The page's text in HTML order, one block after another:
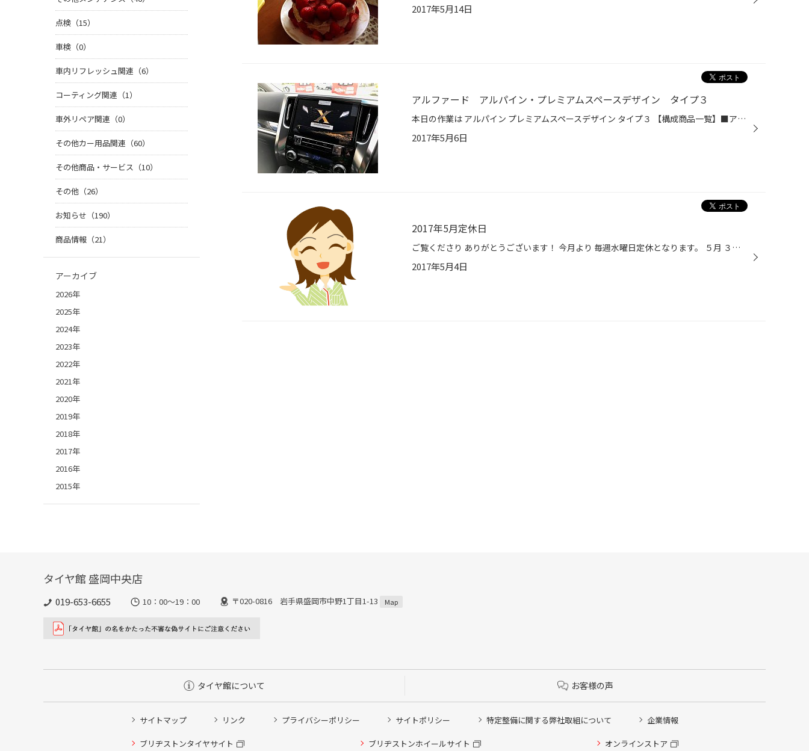
2017年5月14日
アルファード アルパイン・プレミアムスペースデザイン タイプ３
本日の作業は アルパイン プレミアムスペースデザイン タイプ３ 【構成商品一覧】■アルファード(30系)専用 BIGX”11”シリーズ 11型カーナビ EX11V-AL-B ■アルファード（30系） HDRバックビューカメラパッケージ HCE-C1000D-AV(-W)・HDMI/USBビルトイン 1.75m仕様 (小型コンソール車対応) KCU-Y61HU (...
2017年5月6日
2017年5月定休日
ご覧くださり ありがとうございます！ 今月より 毎週水曜日定休となります。 ５月 ３日(水) 定休日 １０日(水) 定休日 １７日(水) 定休日 ２４日(水) 定休日 ３１日(水) 定休日 よろしくお願いいたします！
2017年5月4日
点検（15）
車検（0）
車内リフレッシュ関連（6）
コーティング関連（1）
車外リペア関連（0）
その他カー用品関連（60）
その他商品・サービス（10）
その他（26）
お知らせ（190）
商品情報（21）
アーカイブ
2026年
2025年
2024年
2023年
2022年
2021年
2020年
2019年
2018年
2017年
2016年
2015年
タイヤ館 盛岡中央店
019-653-6655 10：00～19：00 〒020-0816 岩手県盛岡市中野1丁目1-13 Map
タイヤ館について お客様の声
サイトマップ リンク プライバシーポリシー サイトポリシー 特定整備に関する弊社取組について 企業情報
ブリヂストンタイヤサイト ブリヂストンホイールサイト オンラインストア
タイヤ点検・安全点検/タイヤ履き替え/オイル交換/その他ピット作業の予約